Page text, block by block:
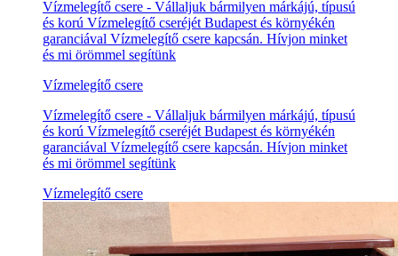
Vízmelegítő csere - Vállaljuk bármilyen márkájú, típusú
és korú Vízmelegítő cseréjét Budapest és környékén
garanciával Vízmelegítő csere kapcsán. Hívjon minket
és mi örömmel segítünk
Vízmelegítő csere
Vízmelegítő csere - Vállaljuk bármilyen márkájú, típusú
és korú Vízmelegítő cseréjét Budapest és környékén
garanciával Vízmelegítő csere kapcsán. Hívjon minket
és mi örömmel segítünk
Vízmelegítő csere